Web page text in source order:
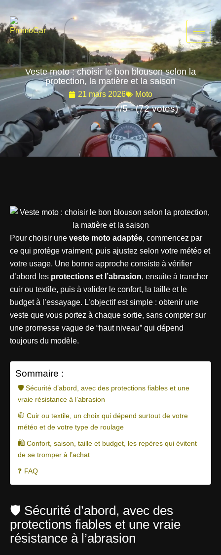
contenu
Veste moto : choisir le bon blouson selon la
protection, la matière et la saison
21 mars 2026 Moto
4/5 - (72 votes)
Pour choisir une veste moto adaptée, commencez par
ce qui protège vraiment, puis ajustez selon votre météo et
votre usage. Une bonne approche consiste à vérifier
d’abord les protections et l’abrasion, ensuite à trancher
cuir ou textile, puis à valider le confort, la taille et le
budget à l’essayage. L’objectif est simple : obtenir une
veste que vous portez à chaque sortie, sans compter sur
une promesse vague de “haut niveau” qui dépend
toujours du modèle.
Sommaire :
🛡️ Sécurité d’abord, avec des protections fiables et une
vraie résistance à l’abrasion
🧥 Cuir ou textile, un choix qui dépend surtout de votre
météo et de votre type de roulage
🛍️ Confort, saison, taille et budget, les repères qui évitent
de se tromper à l’achat
❓ FAQ
🛡️ Sécurité d’abord, avec des
protections fiables et une vraie
résistance à l’abrasion